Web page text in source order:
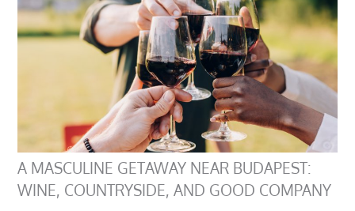
A MASCULINE GETAWAY NEAR BUDAPEST:
WINE, COUNTRYSIDE, AND GOOD COMPANY